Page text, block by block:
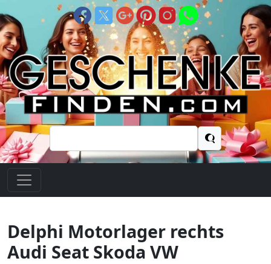
Suchen
nach:
Delphi Motorlager rechts
Audi Seat Skoda VW